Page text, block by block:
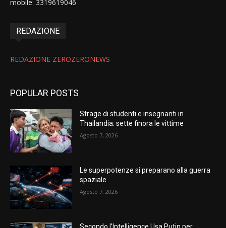
mobile: 3319619046
REDAZIONE
REDAZIONE ZEROZERONEWS
POPULAR POSTS
Strage di studenti e insegnanti in
Thailandia: sette finora le vittime
Agosto 7, 2026
Le superpotenze si preparano alla guerra
spaziale
Agosto 7, 2026
Secondo l’Intelligence Usa Putin per